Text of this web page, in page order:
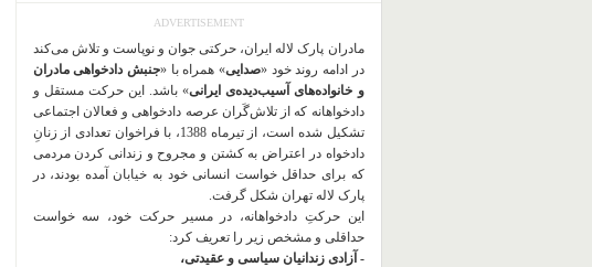
ADVERTISEMENT
مادران پارک لاله ایران، حرکتی جوان و نوپاست و تلاش می‌کند
در ادامه روند خود «صدایی» همراه با «جنبش دادخواهی مادران
و خانواده‌های آسیب‌دیده‌ی ایرانی» باشد. این حرکت مستقل و
دادخواهانه که از تلاش‌گَران عرصه دادخواهی و فعالان اجتماعی
تشکیل شده است، از تیرماه 1388، با فراخوان تعدادی از زنانِ
دادخواه در اعتراض به کشتن و مجروح و زندانی کردن مردمی
که برای حداقل خواست انسانی خود به خیابان آمده بودند، در
پارک لاله تهران شکل گرفت.
این حرکتِ دادخواهانه، در مسیر حرکت خود، سه خواست
حداقلی و مشخص زیر را تعریف کرد:
- آزادی زندانیان سیاسی و عقیدتی،